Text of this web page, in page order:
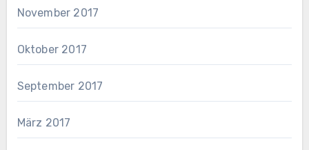
November 2017
Oktober 2017
September 2017
März 2017